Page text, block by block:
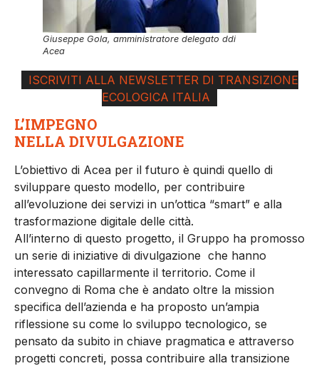
Giuseppe Gola, amministratore delegato ddi
Acea
ISCRIVITI ALLA NEWSLETTER DI TRANSIZIONE
ECOLOGICA ITALIA
L’IMPEGNO
NELLA DIVULGAZIONE
L’obiettivo di Acea per il futuro è quindi quello di
sviluppare questo modello, per contribuire
all’evoluzione dei servizi in un’ottica “smart” e alla
trasformazione digitale delle città.
All’interno di questo progetto, il Gruppo ha promosso
un serie di iniziative di divulgazione che hanno
interessato capillarmente il territorio. Come il
convegno di Roma che è andato oltre la mission
specifica dell’azienda e ha proposto un’ampia
riflessione su come lo sviluppo tecnologico, se
pensato da subito in chiave pragmatica e attraverso
progetti concreti, possa contribuire alla transizione